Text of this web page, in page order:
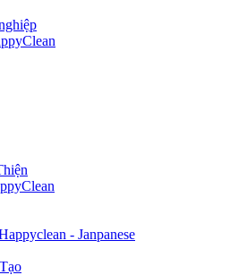
- Janpanese